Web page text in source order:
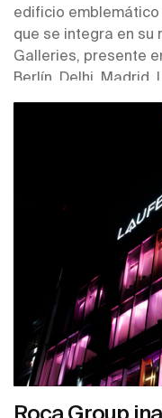
edificio
que se integra en su
Galleries, presente
Berlín, Delhi, Madrid,
y São Paulo, entre
Roca Group